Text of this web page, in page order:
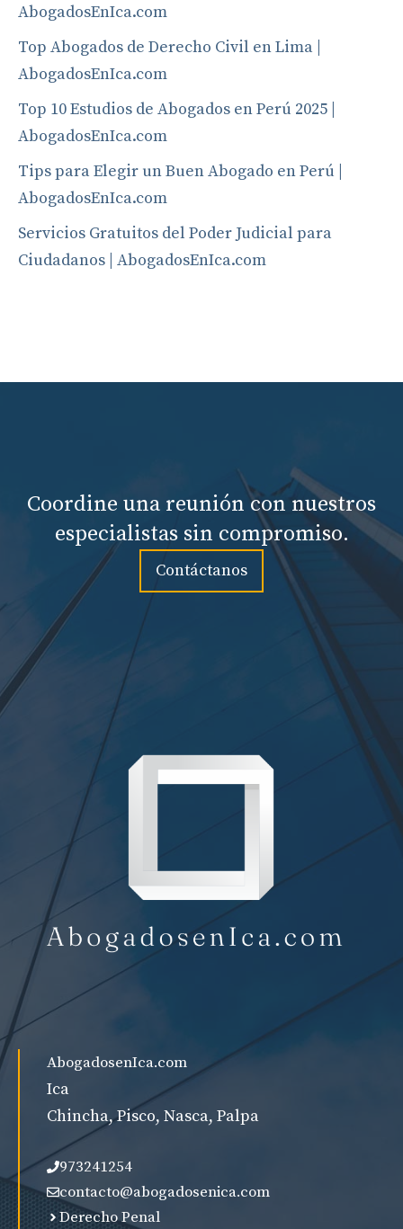
AbogadosEnIca.com
Top Abogados de Derecho Civil en Lima |
AbogadosEnIca.com
Top 10 Estudios de Abogados en Perú 2025 |
AbogadosEnIca.com
Tips para Elegir un Buen Abogado en Perú |
AbogadosEnIca.com
Servicios Gratuitos del Poder Judicial para
Ciudadanos | AbogadosEnIca.com
Coordine una reunión con nuestros
especialistas sin compromiso.
Contáctanos
AbogadosenIca.com
Ica
Chincha, Pisco, Nasca, Palpa
973241254
contacto@abogadosenica.com
Derecho Penal